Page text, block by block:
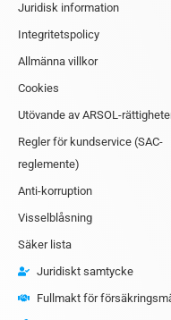
Juridisk information
Integritetspolicy
Allmänna villkor
Cookies
Utövande av ARSOL-
Regler för kundservice (SAC-
reglemente)
Anti-korruption
Visselblåsning
Säker lista
Juridiskt samtycke
Fullmakt för